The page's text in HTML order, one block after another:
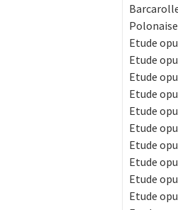
Etude
Etude
Etude
Etude
Etude
Etude
Etude
Etude
Etude
Etude